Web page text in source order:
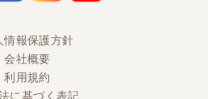
情報保護方針
会社概要
利用規約
に基づく表記